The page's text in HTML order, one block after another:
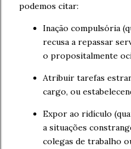
podemos citar:
Inação compulsória
recusa a repassar
o propositalmente
Atribuir tarefas
cargo, ou
Expor ao ridículo
a situações
colegas de trabalho